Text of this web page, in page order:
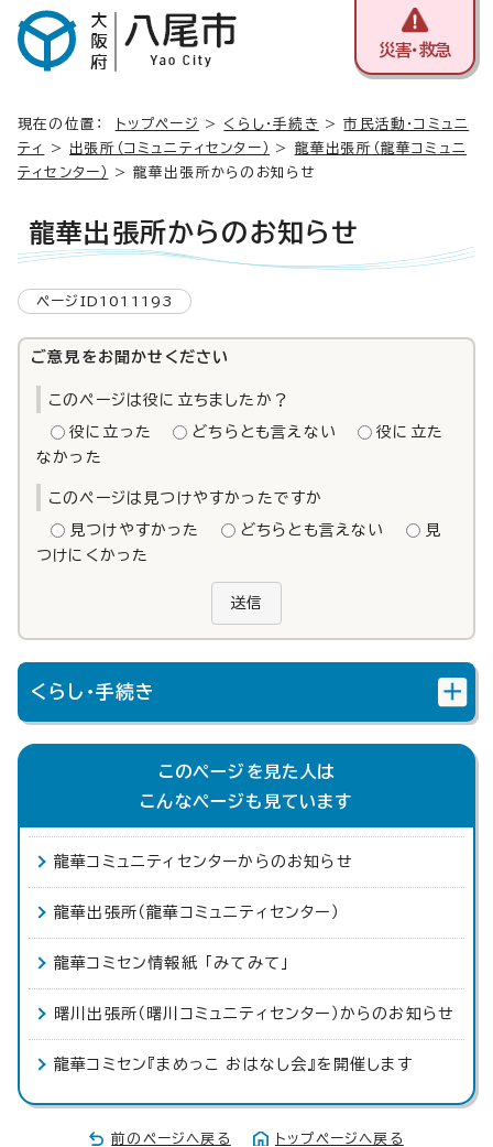
災害・救急
現在の位置： トップページ > くらし・手続き >市民活動・コミュニ
ティ
> 出張所（コミュニティセンター） > 龍華出張所（龍華コミュニ
ティセンター）
> 龍華出張所からのお知らせ
龍華出張所からのお知らせ
ページID1011193
ご意見をお聞かせください
このページは役に立ちましたか？
役に立った どちらとも言えない
役に立た
なかった
このページは見つけやすかったですか
見つけやすかった どちらとも言えない
見
つけにくかった
送信
くらし・手続き
このページを見た人は
こんなページも見ています
龍華コミュニティセンターからのお知らせ
龍華出張所（龍華コミュニティセンター）
龍華コミセン情報紙 「みてみて」
曙川出張所（曙川コミュニティセンター）からのお知らせ
龍華コミセン『まめっこ おはなし会』を開催します
前のページへ戻る トップページへ戻る